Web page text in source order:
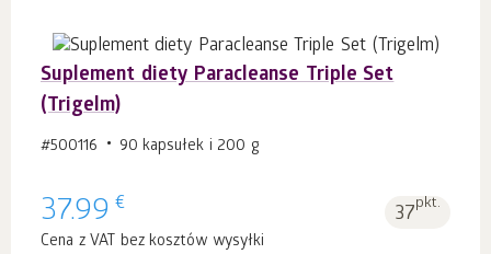
Suplement diety Paracleanse Triple Set
(Trigelm)
#500116 90 kapsułek i 200 g
37.99 € 37pkt.
Cena z VAT bez kosztów wysyłki